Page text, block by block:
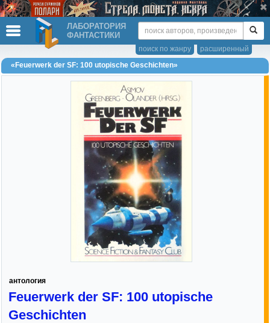
ЛАБОРАТОРИЯ
ФАНТАСТИКИ
расширенный
поиск по жанру
«Feuerwerk der SF: 100 utopische Geschichten»
антология
Feuerwerk der SF: 100 utopische
Geschichten